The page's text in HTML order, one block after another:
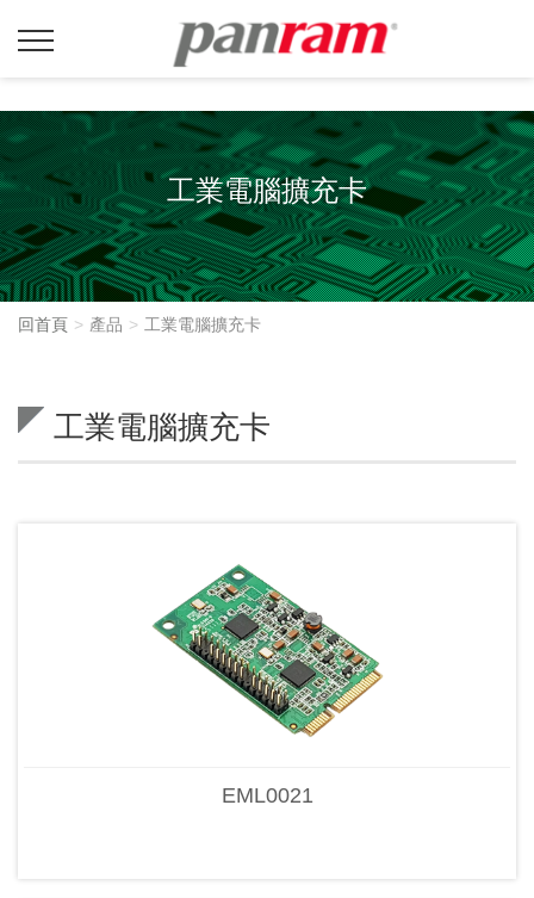
工業電腦擴充卡
回首頁 產品 工業電腦擴充卡
工業電腦擴充卡
EML0021